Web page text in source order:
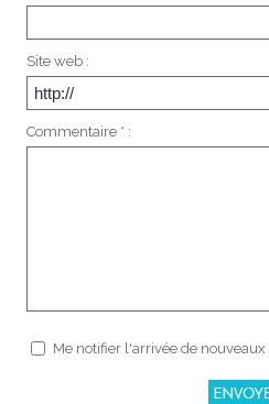
Site web :
Commentaire * :
Me notifier l'arrivée de